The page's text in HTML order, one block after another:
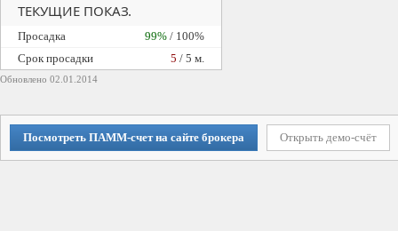
Обновлено 02.01.2014
ТЕКУЩИЕ ПОКАЗ.
Просадка 99% / 100%
Cрок просадки
5 / 5 м.
Посмотреть ПАММ-счет на сайте брокера Открыть демо-счёт